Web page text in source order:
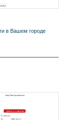
в Вашем городе